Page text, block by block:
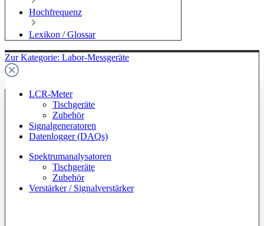
Hochfrequenz
Lexikon / Glossar
Zur Kategorie: Labor-Messgeräte
LCR-Meter
Tischgeräte
Zubehör
Signalgeneratoren
Datenlogger (DAQs)
Spektrumanalysatoren
Tischgeräte
Zubehör
Verstärker / Signalverstärker